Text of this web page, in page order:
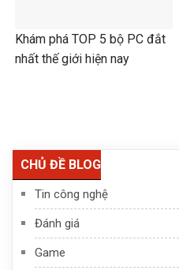
CHỦ ĐỀ BLOG
Tin công nghệ
Đánh giá
Game
Khám phá TOP 5 bộ PC đắt
nhất thế giới hiện nay